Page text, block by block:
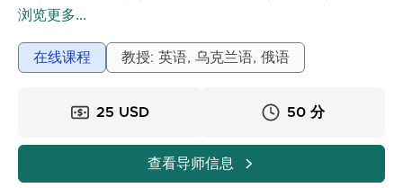
微生物学领域的博士后项目。我是一名高级科学家，拥有
学院细胞生物学和遗传工程研究所的生物物理和放射生物
学系拥有11年的分子遗传学和分子放射生物学以及放射生
技术领域发表了81篇科学论文。目前，我正在格但斯克大
浏览更多...
在线课程 教授: 英语, 乌克兰语, 俄语
25 USD 50 分
查看导师信息